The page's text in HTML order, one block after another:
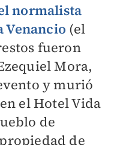
normalista
Venancio (el
fueron
Mora,
y murió
el Hotel Vida
de
de